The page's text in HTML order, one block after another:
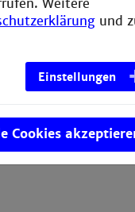
Weitere
und
Einstellungen
Cookies